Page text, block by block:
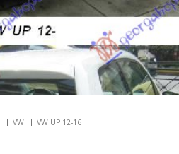
VW VW UP 12-16